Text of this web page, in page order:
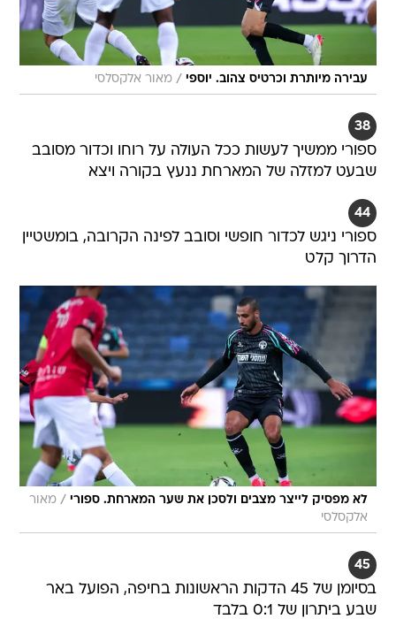
עבירה מיותרת וכרטיס צהוב. יוספי / מאור אלקסלסי
38
ספורי ממשיך לעשות ככל העולה על רוחו וכדור מסובב
שבעט למזלה של המארחת ננעץ בקורה ויצא
44
ספורי ניגש לכדור חופשי וסובב לפינה הקרובה, בומשטיין
הדרוך קלט
לא מפסיק לייצר מצבים ולסכן את שער המארחת. ספורי / מאור
אלקסלסי
45
בסיומן של 45 הדקות הראשונות בחיפה, הפועל באר
שבע ביתרון של 0:1 בלבד